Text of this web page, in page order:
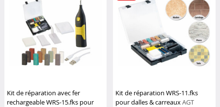
Kit de réparation avec fer
rechargeable WRS-15.fks pour
Kit de réparation WRS-11.fks
pour dalles & carreauxAGT